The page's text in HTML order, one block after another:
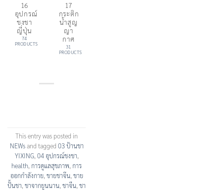
16
อุปกรณ์
ชงชา
ญี่ปุ่น
74
PRODUCTS
17
กระติก
น้ำสูญ
ญา
กาศ
31
PRODUCTS
This entry was posted in
NEWsand tagged 03 ป้านชา
YIXING, 04 อุปกรณ์ชงชา,
health, การดูแลสุขภาพ, การ
ออกกำลังกาย, ขายชาจึน, ขาย
ปั้นชา, ชาจากยูนนาน, ชาจีน, ชา